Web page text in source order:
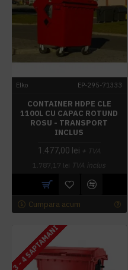
Elko EP-295-71333
CONTAINER HDPE CLE
1100L CU CAPAC ROTUND
ROSU - TRANSPORT
INCLUS
1.477,00 lei + TVA
1.787,17 lei TVA inclus
Cumpara acum
3 - 4 SAPTAMANI